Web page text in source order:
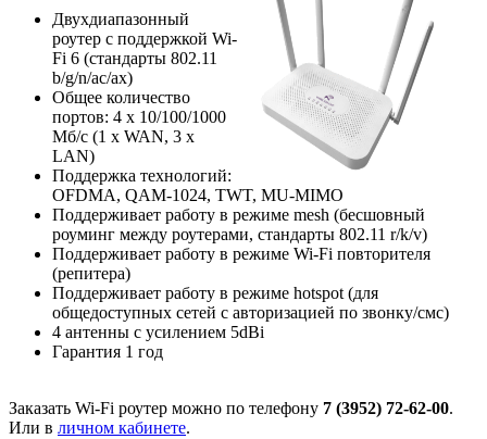
Двухдиапазонный
роутер с поддержкой Wi-
Fi 6 (стандарты 802.11
b/g/n/ac/ax)
Общее количество
портов: 4 х 10/100/1000
Мб/с (1 x WAN, 3 x
LAN)
Поддержка технологий:
OFDMA, QAM-1024, TWT, MU-MIMO
Поддерживает работу в режиме mesh (бесшовный
роуминг между роутерами, стандарты 802.11 r/k/v)
Поддерживает работу в режиме Wi-Fi повторителя
(репитера)
Поддерживает работу в режиме hotspot (для
общедоступных сетей с авторизацией по звонку/смс)
4 антенны с усилением 5dBi
Гарантия 1 год
Заказать Wi-Fi роутер можно по телефону 7 (3952) 72-62-00.
Или в личном кабинете.